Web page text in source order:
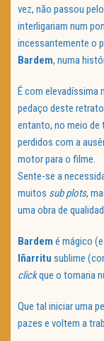
vez, não passou
interligariam num
incessantemente o
Bardem, numa
É com elevadíssima
pedaço deste
entanto, no meio de
perdidos com a
motor para o filme.
Sente-se a
muitos sub plots,
uma obra de
Bardem é mágico
Iñarritu sublime
clickque o tornaria
Que tal iniciar uma
pazes e voltem a